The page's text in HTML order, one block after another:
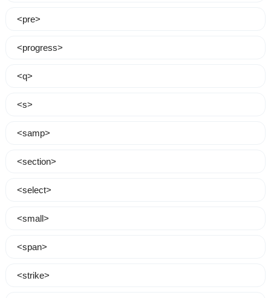
<pre>
<progress>
<q>
<s>
<samp>
<section>
<select>
<small>
<span>
<strike>